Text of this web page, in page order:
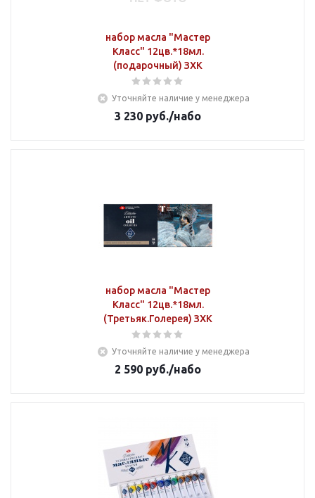
набор масла "Мастер
Класс" 12цв.*18мл.
(подарочный) ЗХК
Уточняйте наличие у менеджера
3 230 руб./набо
набор масла "Мастер
Класс" 12цв.*18мл.
(Третьяк.Голерея) ЗХК
Уточняйте наличие у менеджера
2 590 руб./набо